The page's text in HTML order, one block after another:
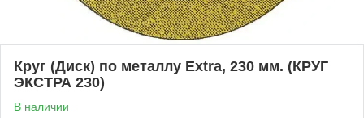
Круг (Диск) по металлу Extra, 230 мм. (КРУГ
ЭКСТРА 230)
В наличии